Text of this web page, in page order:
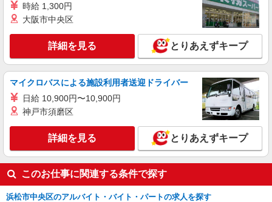
駅 【旧 浜松市中区】 ≪車通勤可≫ ●敷地内
キープ 詳細を見る
派遣社員
パーソルテンプスタッフ株式会社 静岡コーディネートセンター（浜
松）/26-0537187
＜直接雇用の実績アリ＞ながく働きたい！そん
時給1400円 月収例：235,200円＋残業代（時給
1,400円×8時間×21日間の場合）
静岡県浜松市中央区／最寄駅：自動車学校前
駅、天竜川駅 【旧東区】 ≪車通勤可≫
キープ 詳細を見る
時給 1,300円
大阪市中央区
詳細を見る とりあえずキープ
マイクロバスによる施設利用者送迎ドライバー
日給 10,900円〜10,900円
神戸市須磨区
詳細を見る とりあえずキープ
このお仕事に関連する条件で探す
浜松市中央区のアルバイト・バイト・パートの求人を探す